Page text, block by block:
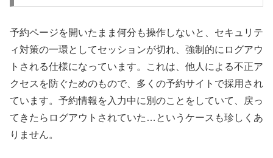
予約ページを開いたまま何分も操作しないと、セキュリテ
ィ対策の一環としてセッションが切れ、強制的にログアウ
トされる仕様になっています。これは、他人による不正ア
クセスを防ぐためのもので、多くの予約サイトで採用され
ています。予約情報を入力中に別のことをしていて、戻っ
てきたらログアウトされていた…というケースも珍しくあ
りません。